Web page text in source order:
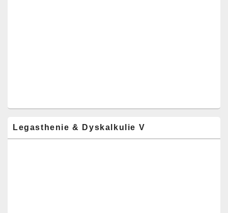
Legasthenie & Dyskalkulie V